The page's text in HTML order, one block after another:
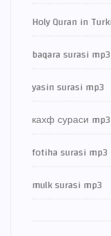
Holy Quran in
baqara surasi mp3
yasin surasi mp3
кахф сураси mp3
fotiha surasi mp3
mulk surasi mp3